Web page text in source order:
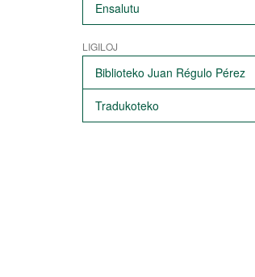
Ensalutu
LIGILOJ
Biblioteko Juan Régulo Pérez
Tradukoteko